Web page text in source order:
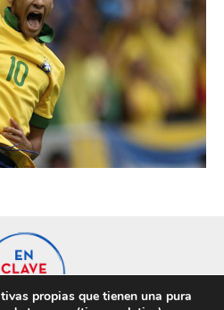
propias que tienen una pura